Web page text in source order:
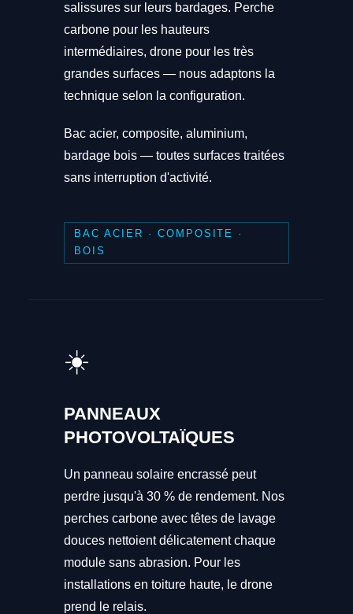
salissures sur leurs bardages. Perche
carbone pour les hauteurs
intermédiaires, drone pour les très
grandes surfaces — nous adaptons la
technique selon la configuration.
Bac acier, composite, aluminium,
bardage bois — toutes surfaces traitées
sans interruption d'activité.
BAC ACIER · COMPOSITE ·
BOIS
☀️
PANNEAUX
PHOTOVOLTAÏQUES
Un panneau solaire encrassé peut
perdre jusqu'à 30 % de rendement. Nos
perches carbone avec têtes de lavage
douces nettoient délicatement chaque
module sans abrasion. Pour les
installations en toiture haute, le drone
prend le relais.